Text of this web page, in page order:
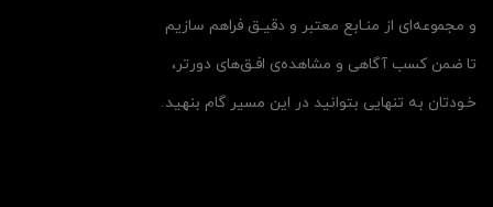
و مجموعه‌ای از منـابع معتبر و دقیـق فراهم سازیم
تا ضمن کسب آگاهی و مشاهده‌ی افـق‌های دورتر،
خـودتان به تنهایی بتوانید در این مسیر گام بنهید.